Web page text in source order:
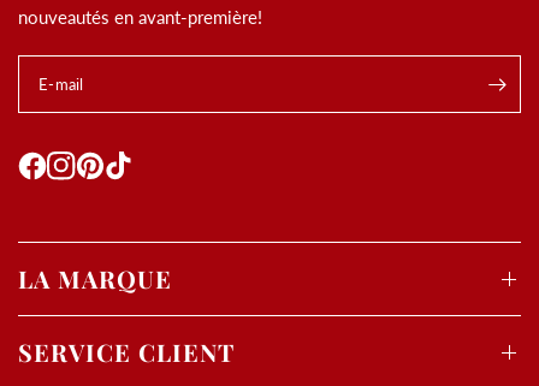
nouveautés en avant-première!
E-mail
LA MARQUE
SERVICE CLIENT